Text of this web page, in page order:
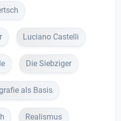
Luciano Castelli
Die Siebziger
als Basis
Realismus